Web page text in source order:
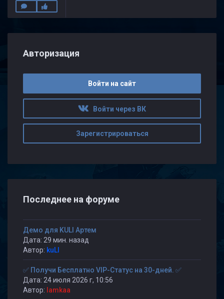
Авторизация
Войти на сайт
Войти через ВК
Зарегистрироваться
Последнее на форуме
Демо для KULI Артем
Дата: 29 мин. назад
Автор: kuLI
✅ Получи Бесплатно VIP-Статус на 30-дней. ✅
Дата: 24 июля 2026 г, 10:56
Автор: lamkaa